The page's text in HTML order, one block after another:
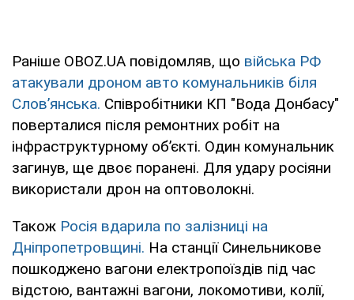
Раніше OBOZ.UA повідомляв, що війська РФ
атакували дроном авто комунальників біля
Словʼянська. Співробітники КП "Вода Донбасу"
поверталися після ремонтних робіт на
інфраструктурному обʼєкті. Один комунальник
загинув, ще двоє поранені. Для удару росіяни
використали дрон на оптоволокні.
Також Росія вдарила по залізниці на
Дніпропетровщині. На станції Синельникове
пошкоджено вагони електропоїздів під час
відстою, вантажні вагони, локомотиви, колії,